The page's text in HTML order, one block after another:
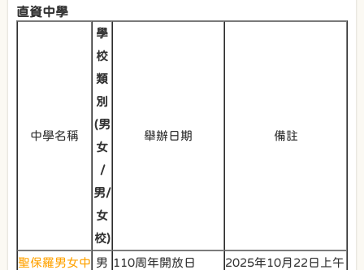
直資中學
中學名稱
學
校
類
別
(男
女
/
男/
女
校)
舉辦日期 備註
聖保羅男女中 男 110周年開放日
2025年10月22日上午